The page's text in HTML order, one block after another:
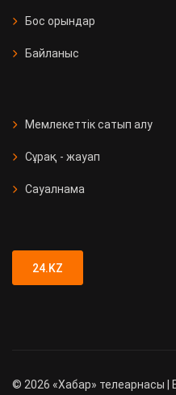
Бос орындар
Байланыс
Мемлекеттік сатып алу
Сұрақ - жауап
Сауалнама
24.KZ
© 2026 «Хабар» телеарнасы |